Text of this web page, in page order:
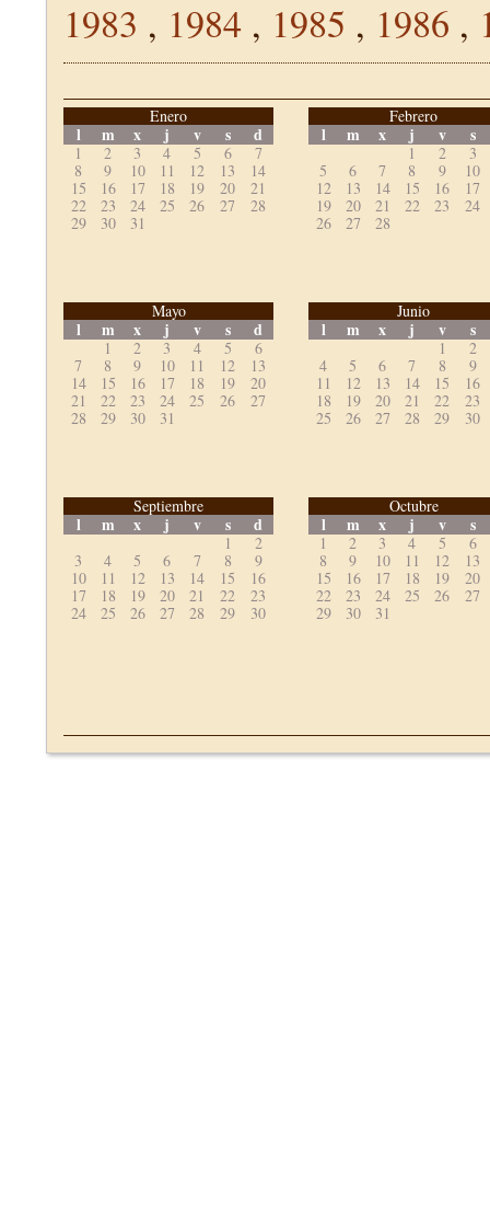
1983 , 1984 , 1985 , 1986 ,
Enero
l m x j v s d
1 2 3 4 5 6
7
8
9 10 11 12 13
14
15
16 17 18 19 20
21
22
23 24 25 26 27
28
29
30 31
Febrero
l m x j v s
1 2
3
5
6 7 8 9
10
12
13 14 15 16
17
19
20 21 22 23
24
26
27 28
Mayo
l m x j v s d
1 2 3 4 5
6
7
8 9 10 11 12
13
14
15 16 17 18 19
20
21
22 23 24 25 26
27
28
29 30 31
Junio
l m x j v s
1
2
4
5 6 7 8
9
11
12 13 14 15
16
18
19 20 21 22
23
25
26 27 28 29 30
Septiembre
l m x j v s d
1
2
3
4 5 6 7 8
9
10
11 12 13 14 15
16
17
18 19 20 21 22
23
24
25 26 27 28 29 30
Octubre
l m x j v s
1 2 3 4 5
6
8
9 10 11 12
13
15
16 17 18 19
20
22
23 24 25 26
27
29
30 31